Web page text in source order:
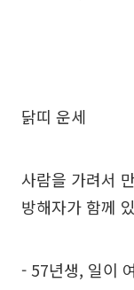
닭띠 운세
사람을 가려서
방해자가 함께
- 57년생, 일이